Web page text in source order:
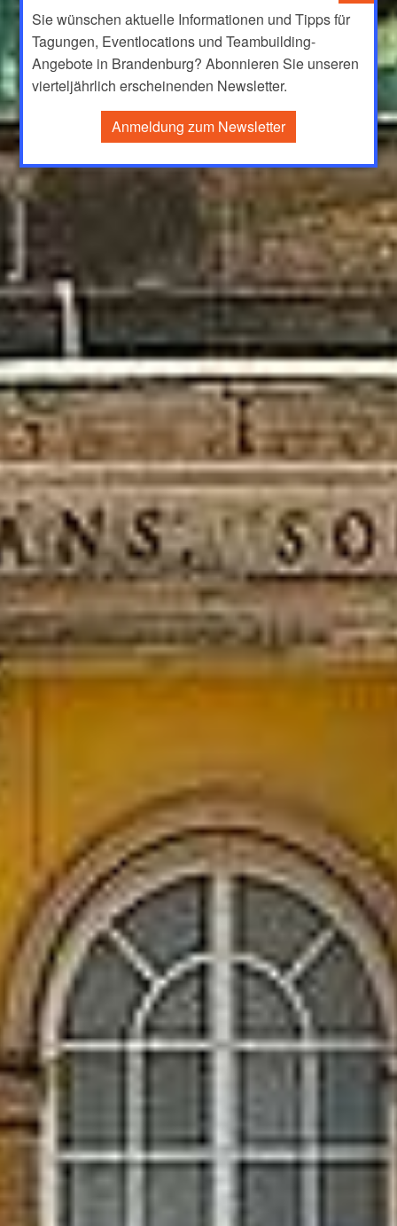
Sie wünschen aktuelle Informationen und Tipps für
Tagungen, Eventlocations und Teambuilding-
Angebote in Brandenburg? Abonnieren Sie unseren
vierteljährlich erscheinenden Newsletter.
Anmeldung zum Newsletter